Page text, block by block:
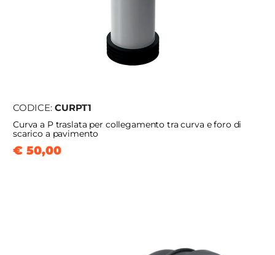
CODICE: CURPT1
Curva a P traslata per collegamento tra curva e foro di
scarico a pavimento
€ 50,00